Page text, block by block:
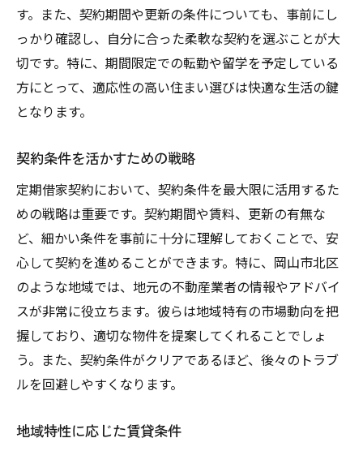
す。また、契約期間や更新の条件についても、事前にし
っかり確認し、自分に合った柔軟な契約を選ぶことが大
切です。特に、期間限定での転勤や留学を予定している
方にとって、適応性の高い住まい選びは快適な生活の鍵
となります。
契約条件を活かすための戦略
定期借家契約において、契約条件を最大限に活用するた
めの戦略は重要です。契約期間や賃料、更新の有無な
ど、細かい条件を事前に十分に理解しておくことで、安
心して契約を進めることができます。特に、岡山市北区
のような地域では、地元の不動産業者の情報やアドバイ
スが非常に役立ちます。彼らは地域特有の市場動向を把
握しており、適切な物件を提案してくれることでしょ
う。また、契約条件がクリアであるほど、後々のトラブ
ルを回避しやすくなります。
地域特性に応じた賃貸条件